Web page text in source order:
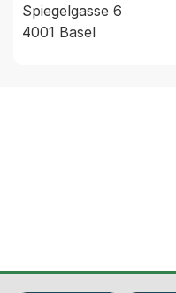
Spiegelgasse 6
4001 Basel